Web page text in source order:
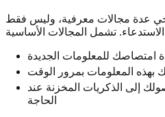
عدة مجالات معرفية، وليس فقط
للمعلومات الجديدة
بهذه المعلومات بمرور الوقت
إلى الذكريات المخزنة عند
الحاجة